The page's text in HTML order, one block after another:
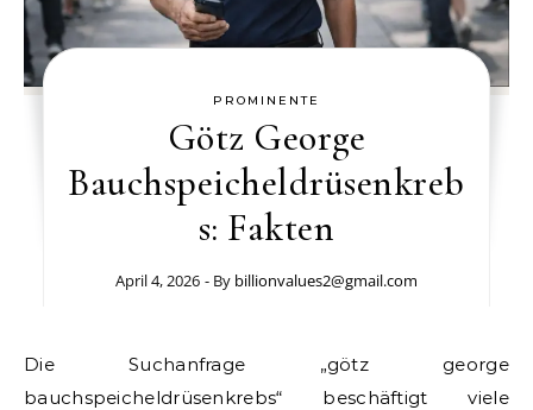
PROMINENTE
Götz George
Bauchspeicheldrüsenkreb
s: Fakten
April 4, 2026 - By billionvalues2@gmail.com
Die Suchanfrage „götz george
bauchspeicheldrüsenkrebs“ beschäftigt viele